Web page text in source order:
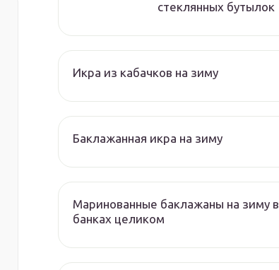
стеклянных бутылок
Икра из кабачков на зиму
Баклажанная икра на зиму
Маринованные баклажаны на зиму в
банках целиком